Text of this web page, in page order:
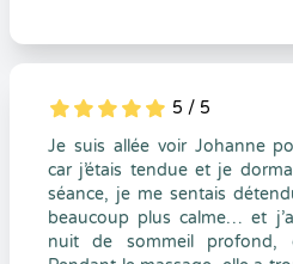
5
1
5
0 5 / 5
Je suis allée voir Johanne
car j’étais tendue et je
séance, je me sentais
beaucoup plus calme… et
nuit de sommeil profond,